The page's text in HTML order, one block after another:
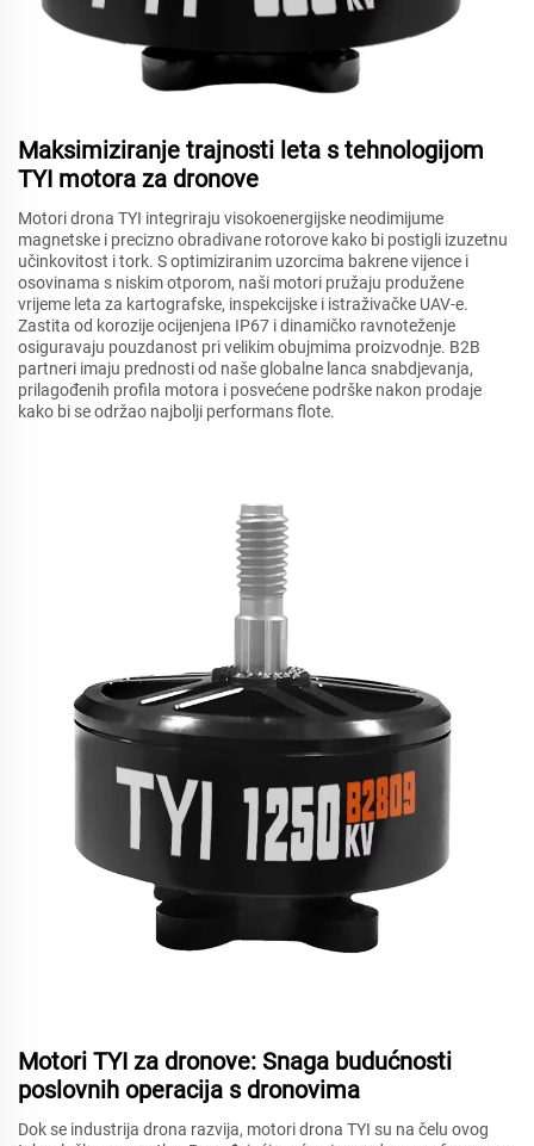
Maksimiziranje trajnosti leta s tehnologijom
TYI motora za dronove
Motori drona TYI integriraju visokoenergijske neodimijume
magnetske i precizno obradivane rotorove kako bi postigli izuzetnu
učinkovitost i tork. S optimiziranim uzorcima bakrene vijence i
osovinama s niskim otporom, naši motori pružaju produžene
vrijeme leta za kartografske, inspekcijske i istraživačke UAV-e.
Zastita od korozije ocijenjena IP67 i dinamičko ravnoteženje
osiguravaju pouzdanost pri velikim obujmima proizvodnje. B2B
partneri imaju prednosti od naše globalne lanca snabdjevanja,
prilagođenih profila motora i posvećene podrške nakon prodaje
kako bi se održao najbolji performans flote.
Motori TYI za dronove: Snaga budućnosti
poslovnih operacija s dronovima
Dok se industrija drona razvija, motori drona TYI su na čelu ovog